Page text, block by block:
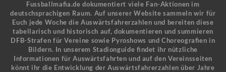
Fussballmafia.de dokumentiert viele Fan-Aktionen im
deutschsprachigen Raum. Auf unserer Website sammeln wir für
Euch jede Woche die Auswärtsfahrerzahlen und bereiten diese
tabellarisch und historisch auf, dokumentieren und summieren
DFB-Strafen für Vereine sowie Pyroshows und Choreografien in
Bildern. In unserem Stadionguide findet ihr nützliche
Informationen für Auswärtsfahrten und auf den Vereinsseiten
könnt ihr die Entwicklung der Auswärtsfahrerzahlen über Jahre